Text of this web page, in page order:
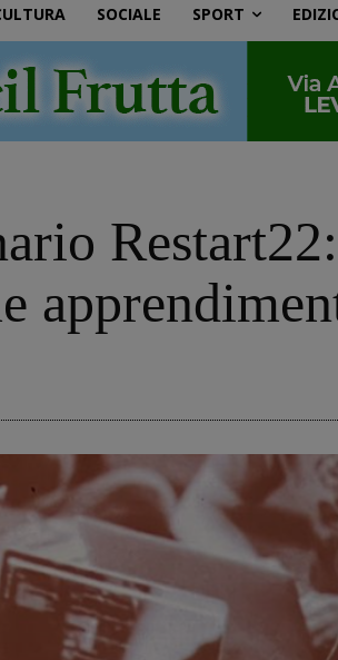
SOCIALE SPORT